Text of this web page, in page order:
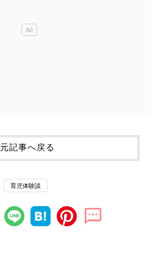
元記事へ戻る
育児体験談